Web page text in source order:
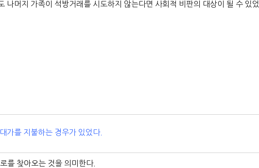
머지 가족이 석방거래를 시도하지 않는다면 사회적 비판의 대상이 될 수 있었
가를 지불하는 경우가 있었다.
를 찾아오는 것을 의미한다.